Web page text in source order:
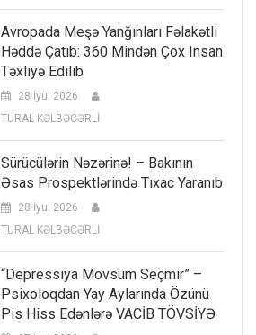
Avropada Meşə Yanğınları Fəlakətli
Həddə Çatıb: 360 Mindən Çox Insan
Təxliyə Edilib
28 İyul 2026
TURAL KƏLBƏCƏRLİ
Sürücülərin Nəzərinə! – Bakının
Əsas Prospektlərində Tıxac Yaranıb
28 İyul 2026
TURAL KƏLBƏCƏRLİ
“Depressiya Mövsüm Seçmir” –
Psixoloqdan Yay Aylarında Özünü
Pis Hiss Edənlərə VACİB TÖVSİYƏ